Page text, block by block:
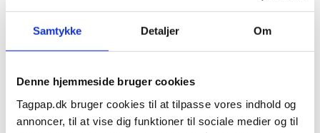
Samtykke Detaljer Om
Denne hjemmeside bruger cookies
Tagpap.dk bruger cookies til at tilpasse vores indhold og
annoncer, til at vise dig funktioner til sociale medier og til
IcopalUnderpap fremstillet i slidstærk
Med sin opbygning i SBS-modificeret bitumen tilbyder ICOPAL
PYE fremragende fleksibilitet og lang levetid. Det gør tagpappet
modstandsdygtigt over for temperatursvingninger og mekanisk slid.